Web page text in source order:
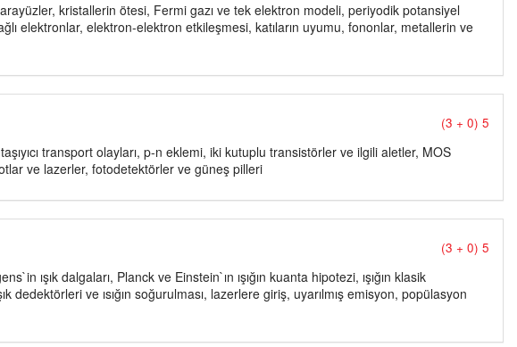
kristallerin ötesi, Fermi gazı ve tek elektron modeli, periyodik potansiyel
elektronlar, elektron-elektron etkileşmesi, katıların uyumu, fononlar, metallerin ve
(3 + 0) 5
transport olayları, p-n eklemi, iki kutuplu transistörler ve ilgili aletler, MOS
ve lazerler, fotodetektörler ve güneş pilleri
(3 + 0) 5
ışık dalgaları, Planck ve Einstein`ın ışığın kuanta hipotezi, ışığın klasik
dedektörleri ve ısığın soğurulması, lazerlere giriş, uyarılmış emisyon, popülasyon